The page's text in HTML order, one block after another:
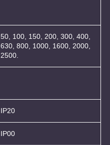
50, 100, 150, 200, 300, 400,
630, 800, 1000, 1600, 2000,
2500.
IP20
IP00